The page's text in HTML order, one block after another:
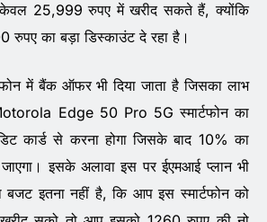
25,999 रुपए में खरीद सकते हैं, क्योंकि
रुपए का बड़ा डिस्काउंट दे रहा है।
में बैंक ऑफर भी दिया जाता है जिसका लाभ
Edge 50 Pro 5G स्मार्टफोन का
कार्ड से करना होगा जिसके बाद 10% का
इसके अलावा इस पर ईएमआई प्लान भी
इतना नहीं है, कि आप इस स्मार्टफोन को